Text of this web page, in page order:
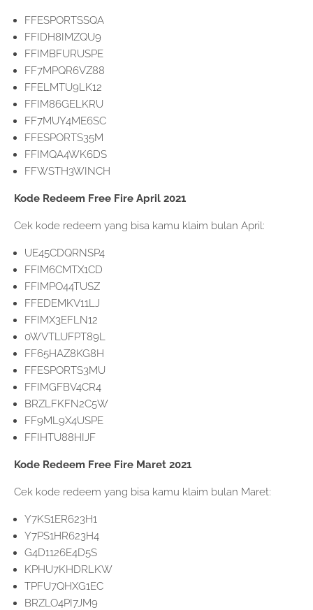
FFESPORTSSQA
FFIDH8IMZQU9
FFIMBFURUSPE
FF7MPQR6VZ88
FFELMTU9LK12
FFIM86GELKRU
FF7MUY4ME6SC
FFESPORTS35M
FFIMQA4WK6DS
FFWSTH3WINCH
Kode Redeem Free Fire April 2021
Cek kode redeem yang bisa kamu klaim bulan April:
UE45CDQRNSP4
FFIM6CMTX1CD
FFIMPO44TUSZ
FFEDEMKV11LJ
FFIMX3EFLN12
0WVTLUFPT89L
FF65HAZ8KG8H
FFESPORTS3MU
FFIMGFBV4CR4
BRZLFKFN2C5W
FF9ML9X4USPE
FFIHTU88HIJF
Kode Redeem Free Fire Maret 2021
Cek kode redeem yang bisa kamu klaim bulan Maret:
Y7KS1ER623H1
Y7PS1HR623H4
G4D1126E4D5S
KPHU7KHDRLKW
TPFU7QHXG1EC
BRZLO4PI7JM9